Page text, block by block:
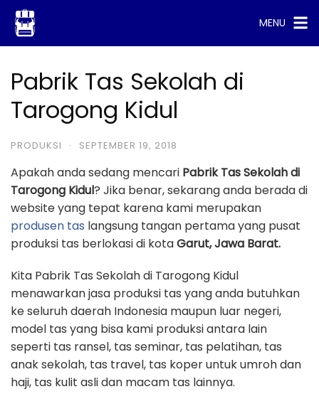
Skip
content
MENU
Pabrik Tas Sekolah di
Tarogong Kidul
PRODUKSI · SEPTEMBER 19, 2018
Apakah anda sedang mencari Pabrik Tas Sekolah di
Tarogong Kidul? Jika benar, sekarang anda berada di
website yang tepat karena kami merupakan
produsen tas langsung tangan pertama yang pusat
produksi tas berlokasi di kotaGarut, Jawa Barat.
Kita Pabrik Tas Sekolah di Tarogong Kidul
menawarkan jasa produksi tas yang anda butuhkan
ke seluruh daerah Indonesia maupun luar negeri,
model tas yang bisa kami produksi antara lain
seperti tas ransel, tas seminar, tas pelatihan, tas
anak sekolah, tas travel, tas koper untuk umroh dan
haji, tas kulit asli dan macam tas lainnya.